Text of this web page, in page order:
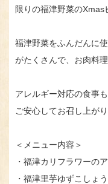
限りの福津野菜のXmas
福津野菜をふんだんに
がたくさんで、お肉料
アレルギー対応の食事
ご安心してお召し上がり
＜メニュー内容＞
・福津カリフラワーの
・福津里芋ゆずこしょ